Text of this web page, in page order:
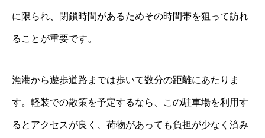
に限られ、閉鎖時間があるためその時間帯を狙って訪れ
ることが重要です。
漁港から遊歩道路までは歩いて数分の距離にあたりま
す。軽装での散策を予定するなら、この駐車場を利用す
るとアクセスが良く、荷物があっても負担が少なく済み